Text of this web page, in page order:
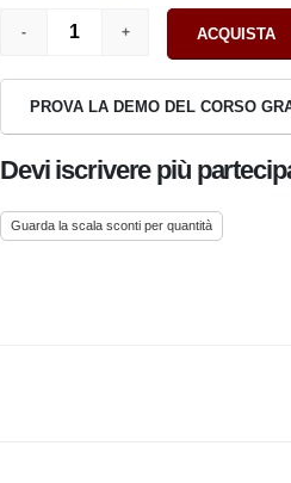
ACQUISTA
PROVA LA DEMO DEL CORSO
Devi iscrivere più
Guarda la scala sconti per quantità